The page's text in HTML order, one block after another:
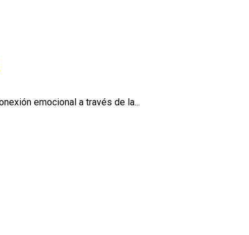
emocional a través de la...